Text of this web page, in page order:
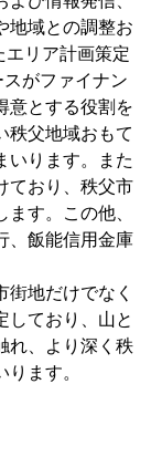
地域との調整お
エリア計画策定
がファイナン
意とする役割を
秩父地域おもて
いります。また
ており、秩父市
す。この他、
、飯能信用金庫
地だけでなく
しており、山と
れ、より深く秩
ます。